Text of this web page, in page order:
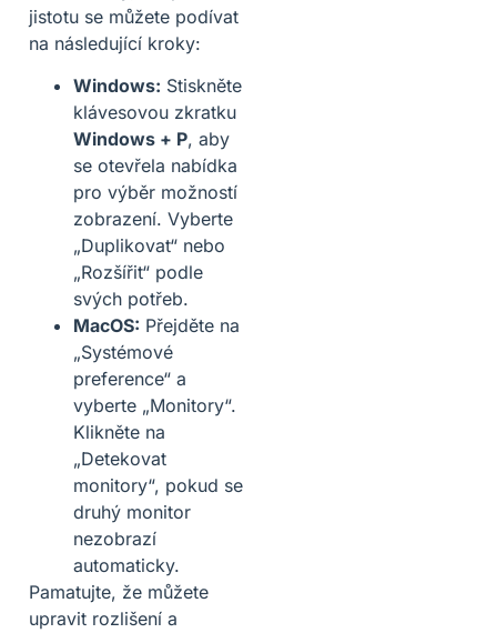
jistotu se můžete podívat
na následující kroky:
Windows: Stiskněte
klávesovou zkratku
Windows + P, aby
se otevřela nabídka
pro výběr možností
zobrazení. Vyberte
„Duplikovat“ nebo
„Rozšířit“ podle
svých potřeb.
MacOS: Přejděte na
„Systémové
preference“ a
vyberte „Monitory“.
Klikněte na
„Detekovat
monitory“, pokud se
druhý monitor
nezobrazí
automaticky.
Pamatujte, že můžete
upravit rozlišení a